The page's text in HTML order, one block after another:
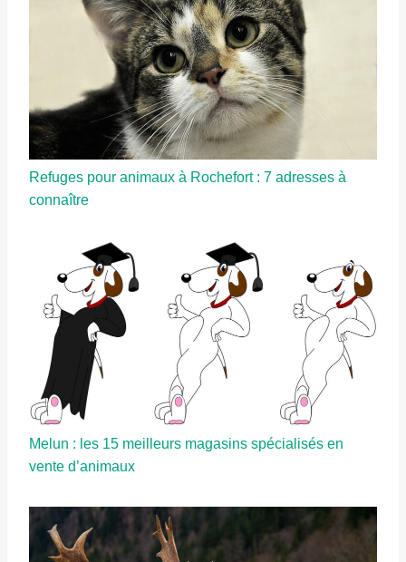
Refuges pour animaux à Rochefort : 7 adresses à
connaître
Melun : les 15 meilleurs magasins spécialisés en
vente d’animaux